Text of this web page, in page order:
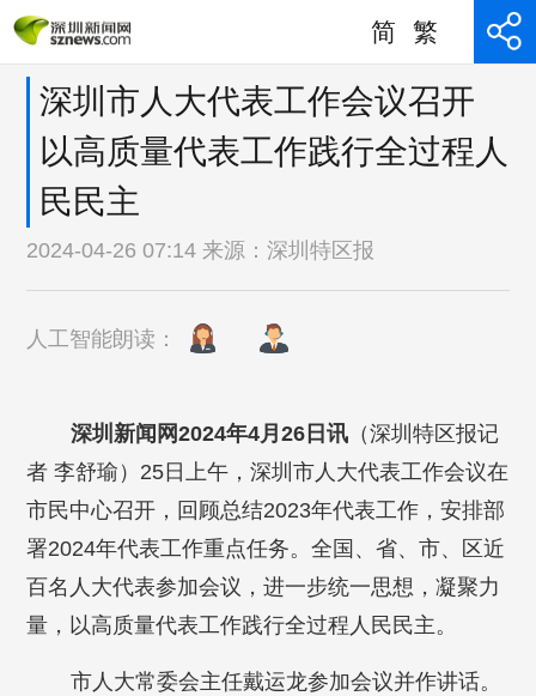
简 繁
深圳市人大代表工作会议召开
以高质量代表工作践行全过程人
民民主
2024-04-26 07:14 来源：深圳特区报
人工智能朗读：
深圳新闻网2024年4月26日讯（深圳特区报记
者 李舒瑜）25日上午，深圳市人大代表工作会议在
市民中心召开，回顾总结2023年代表工作，安排部
署2024年代表工作重点任务。全国、省、市、区近
百名人大代表参加会议，进一步统一思想，凝聚力
量，以高质量代表工作践行全过程人民民主。
市人大常委会主任戴运龙参加会议并作讲话。